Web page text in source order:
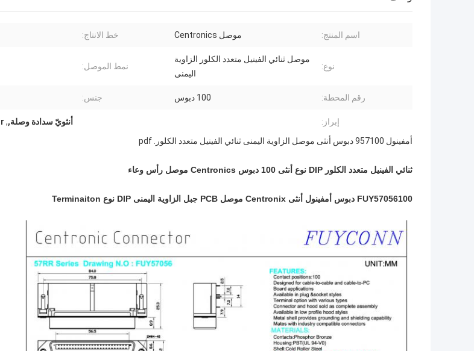
اسم المنتج: موصل Centronics خط الانتاج:
نوع:
موصل ثنائي الفينيل متعدد الكلور الزاوية
اليمنى
نمط الموصل:
رقم المحطة: 100 دبوس جنس:
إبراز: أنثويّ سدادة وصلة,,
أمفينول 957100 دبوس أنثى موصل الزاوية اليمنى ثنائي الفينيل متعدد الكلور. pdf
ثنائي الفينيل متعدد الكلور DIP نوع أنثى 100 دبوس Centronics موصل رأس وعاء
FUY57056100 دبوس أمفينول أنثى Centronix موصل PCB جبل الزاوية اليمنى DIP نوع Terminaiton